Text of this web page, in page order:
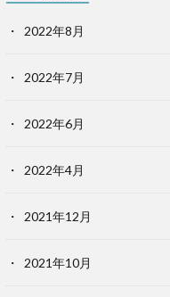
2022年8月
2022年7月
2022年6月
2022年4月
2021年12月
2021年10月